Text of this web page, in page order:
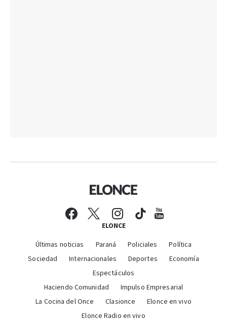
ELONCE
Últimas noticias Paraná Policiales
Política
Sociedad
Internacionales Deportes
Economía
Espectáculos
Haciendo Comunidad
Impulso Empresarial
La Cocina del Once
Clasionce
Elonce en vivo
Elonce Radio en vivo